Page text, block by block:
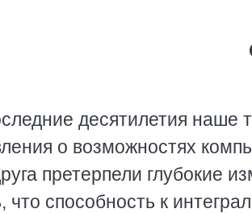
десятилетия наше
о возможностях
претерпели глубокие
что способность к